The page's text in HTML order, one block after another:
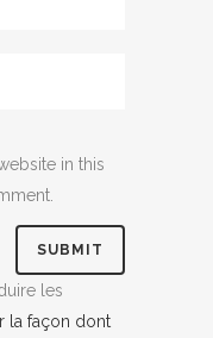
in this
les
la façon dont